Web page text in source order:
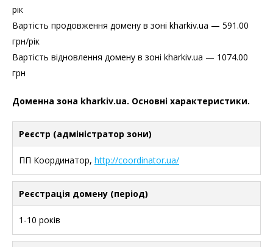
рік
Вартість продовження домену в зоні kharkiv.ua — 591.00
грн/рік
Вартість відновлення домену в зоні kharkiv.ua — 1074.00
грн
Доменна зона kharkiv.ua. Основні характеристики.
Реєстр (адміністратор зони)
ПП Координатор, http://coordinator.ua/
Реєстрація домену (період)
1-10 років